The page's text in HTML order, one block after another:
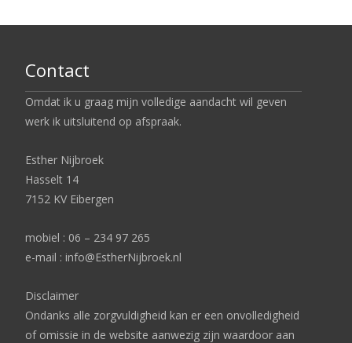
Contact
Omdat ik u graag mijn volledige aandacht wil geven
werk ik uitsluitend op afspraak.
Esther Nijbroek
Hasselt 14
7152 KV Eibergen
mobiel : 06 – 234 97 265
e-mail : info@EstherNijbroek.nl
Disclaimer
Ondanks alle zorgvuldigheid kan er een onvolledigheid
of omissie in de website aanwezig zijn waardoor aan